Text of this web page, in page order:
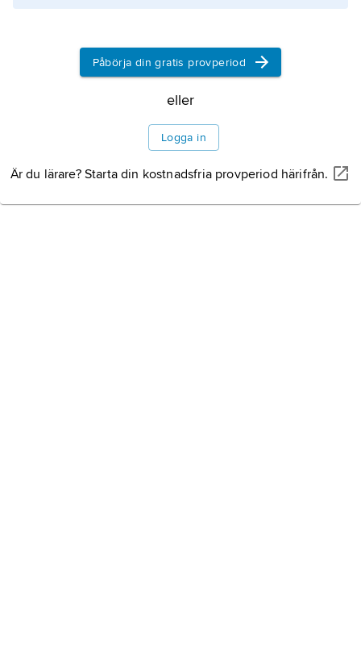
Påbörja din gratis provperiod
eller
Logga in
Är du lärare? Starta din kostnadsfria provperiod härifrån.